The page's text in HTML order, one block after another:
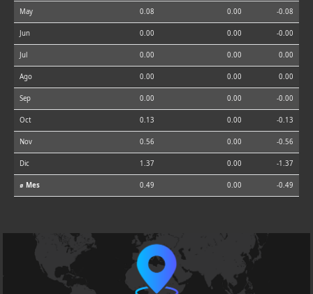
May 0.08 0.00 -0.08
Jun 0.00 0.00 -0.00
Jul 0.00 0.00 0.00
Ago 0.00 0.00 0.00
Sep 0.00 0.00 -0.00
Oct 0.13 0.00 -0.13
Nov 0.56 0.00 -0.56
Dic 1.37 0.00 -1.37
⌀ Mes 0.49 0.00 -0.49